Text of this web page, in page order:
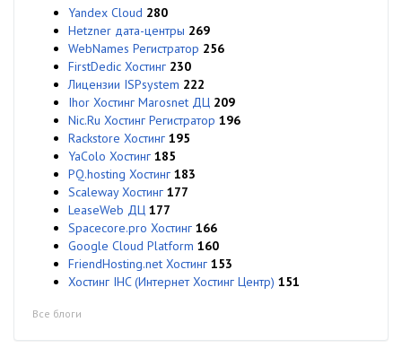
Yandex Cloud 280
Hetzner дата-центры 269
WebNames Регистратор 256
FirstDedic Хостинг 230
Лицензии ISPsystem 222
Ihor Хостинг Marosnet ДЦ 209
Nic.Ru Хостинг Регистратор 196
Rackstore Хостинг 195
YaColo Хостинг 185
PQ.hosting Хостинг 183
Scaleway Хостинг 177
LeaseWeb ДЦ 177
Spacecore.pro Хостинг 166
Google Cloud Platform 160
FriendHosting.net Хостинг 153
Хостинг IHC (Интернет Хостинг Центр) 151
Все блоги